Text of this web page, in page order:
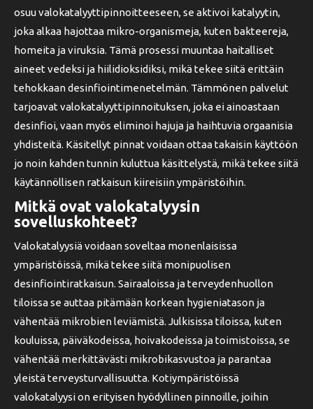
osuu valokatalyyttipinnoitteeseen, se aktivoi katalyytin,
joka alkaa hajottaa mikro-organismeja, kuten bakteereja,
homeita ja viruksia. Tämä prosessi muuntaa haitalliset
aineet vedeksi ja hiilidioksidiksi, mikä tekee siitä erittäin
tehokkaan desinfiointimenetelmän. Tämmönen palvelut
tarjoavat valokatalyyttipinnoituksen, joka ei ainoastaan
desinfioi, vaan myös eliminoi hajuja ja haihtuvia orgaanisia
yhdisteitä. Käsitellyt pinnat voidaan ottaa takaisin käyttöön
jo noin kahden tunnin kuluttua käsittelystä, mikä tekee siitä
käytännöllisen ratkaisun kiireisiin ympäristöihin.
Mitkä ovat valokatalyysin
sovelluskohteet?
Valokatalyysiä voidaan soveltaa monenlaisissa
ympäristöissä, mikä tekee siitä monipuolisen
desinfiointiratkaisun. Sairaaloissa ja terveydenhuollon
tiloissa se auttaa pitämään korkean hygieniatason ja
vähentää mikrobien leviämistä. Julkisissa tiloissa, kuten
kouluissa, päiväkodeissa, hoivakodeissa ja toimistoissa, se
vähentää merkittävästi mikrobikasvustoa ja parantaa
yleistä terveysturvallisuutta. Kotiympäristöissä
valokatalyysi on erityisen hyödyllinen pinnoille, joihin